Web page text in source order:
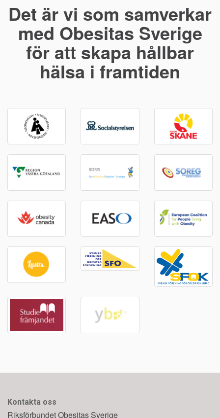
Det är vi som samverkar
med Obesitas Sverige
för att skapa hållbar
hälsa i framtiden
Kontakta oss
Riksförbundet Obesitas Sverige